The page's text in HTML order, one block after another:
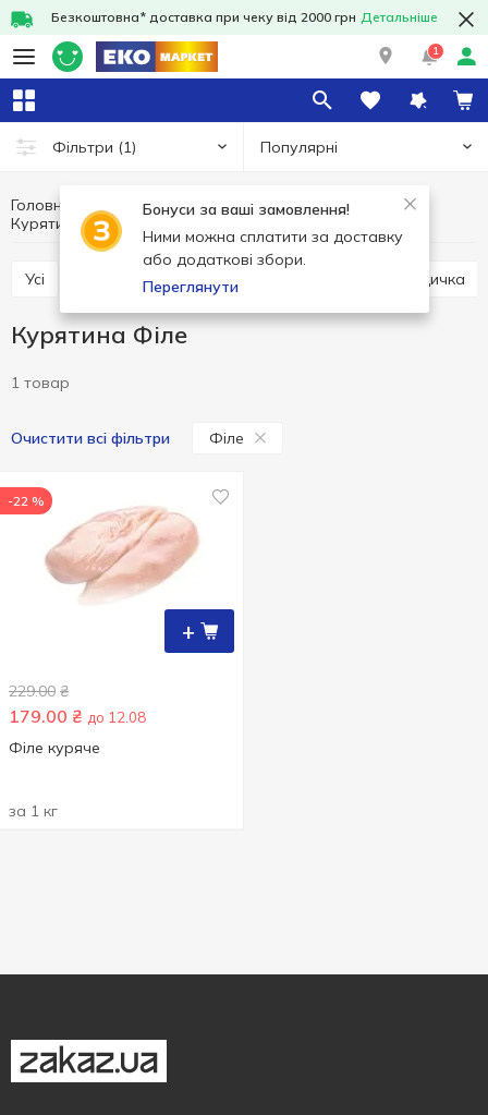
Безкоштовна* доставка при чеку від 2000 грн Детальніше
1
Фільтри (1) Популярні
Бонуси за ваші замовлення!
Ними можна сплатити за доставку
або додаткові збори.
Переглянути
Головна М'ясо та ковбасні вироби
Свіже м'ясо
Курятина
Курятина Філе
Усі Свинина Індичка
Курятина Філе
1 товар
Очистити всі фільтри Філе
+
-22 %
229.00 ₴
179.00 ₴ до 12.08
Філе куряче
за 1 кг